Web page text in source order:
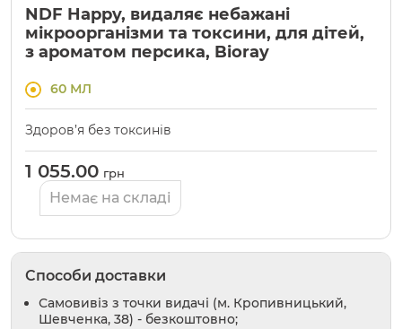
NDF Happy, видаляє небажані
мікроорганізми та токсини, для дітей,
з ароматом персика, Bioray
60 МЛ
Здоров’я без токсинів
1 055.00 грн
Немає на складі
Способи доставки
Самовивіз з точки видачі (м. Кропивницький,
Шевченка, 38) - безкоштовно;